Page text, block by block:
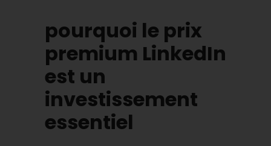
pourquoi le prix
premium LinkedIn
est un
investissement
essentiel